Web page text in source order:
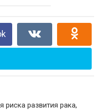
риска развития рака,